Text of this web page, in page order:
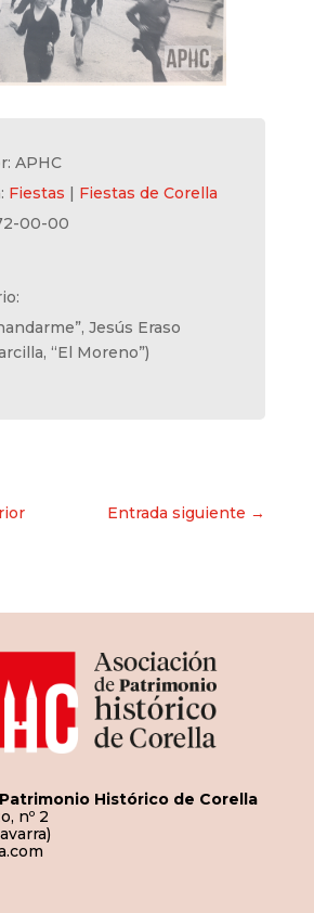
APHC
Fiestas | Fiestas de Corella
00-00
Jesús Eraso
“El Moreno”)
Entrada siguiente →
Histórico de Corella
nº 2